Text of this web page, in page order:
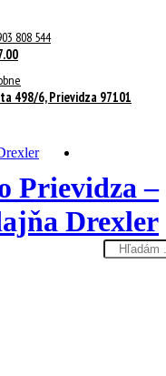
808 544
498/6, Prievidza 97101
Search
here